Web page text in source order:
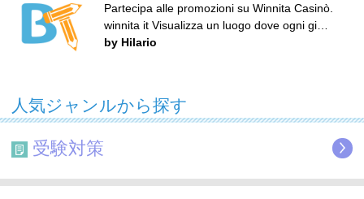
Partecipa alle promozioni su Winnita Casinò.
winnita it Visualizza un luogo dove ogni gi…
by Hilario
人気ジャンルから探す
受験対策